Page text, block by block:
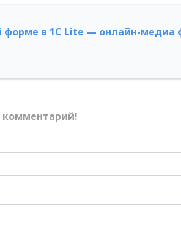
форме в 1С Lite — онлайн-медиа